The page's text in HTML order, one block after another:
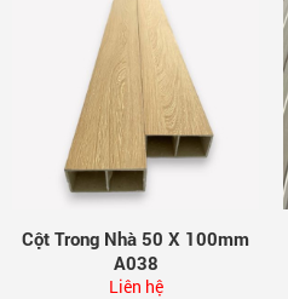
Cột Trong Nhà 50 X 100mm
A038
Liên hệ